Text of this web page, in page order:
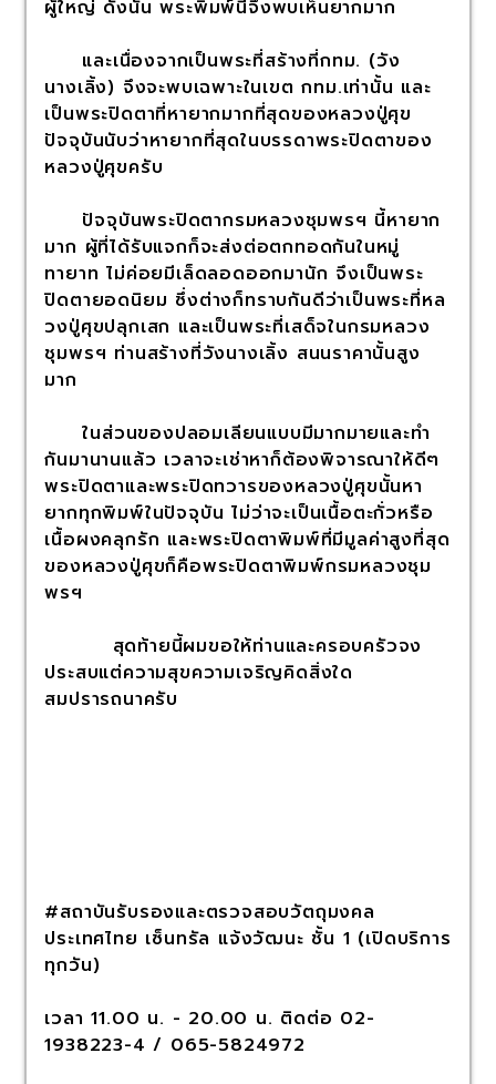
ผู้ใหญ่ ดังนั้น พระพิมพ์นี้จึงพบเห็นยากมาก
และเนื่องจากเป็นพระที่สร้างที่กทม. (วัง
นางเลิ้ง) จึงจะพบเฉพาะในเขต กทม.เท่านั้น และ
เป็นพระปิดตาที่หายากมากที่สุดของหลวงปู่ศุข
ปัจจุบันนับว่าหายากที่สุดในบรรดาพระปิดตาของ
หลวงปู่ศุขครับ
ปัจจุบันพระปิดตากรมหลวงชุมพรฯ นี้หายาก
มาก ผู้ที่ได้รับแจกก็จะส่งต่อตกทอดกันในหมู่
ทายาท ไม่ค่อยมีเล็ดลอดออกมานัก จึงเป็นพระ
ปิดตายอดนิยม ซึ่งต่างก็ทราบกันดีว่าเป็นพระที่หล
วงปู่ศุขปลุกเสก และเป็นพระที่เสด็จในกรมหลวง
ชุมพรฯ ท่านสร้างที่วังนางเลิ้ง สนนราคานั้นสูง
มาก
ในส่วนของปลอมเลียนแบบมีมากมายและทำ
กันมานานแล้ว เวลาจะเช่าหาก็ต้องพิจารณาให้ดีๆ
พระปิดตาและพระปิดทวารของหลวงปู่ศุขนั้นหา
ยากทุกพิมพ์ในปัจจุบัน ไม่ว่าจะเป็นเนื้อตะกั่วหรือ
เนื้อผงคลุกรัก และพระปิดตาพิมพ์ที่มีมูลค่าสูงที่สุด
ของหลวงปู่ศุขก็คือพระปิดตาพิมพ์กรมหลวงชุม
พรฯ
สุดท้ายนี้ผมขอให้ท่านและครอบครัวจง
ประสบแต่ความสุขความเจริญคิดสิ่งใด
สมปรารถนาครับ
#สถาบันรับรองและตรวจสอบวัตถุมงคล
ประเทศไทย เซ็นทรัล แจ้งวัฒนะ ชั้น 1 (เปิดบริการ
ทุกวัน)
เวลา 11.00 น. - 20.00 น. ติดต่อ 02-
1938223-4 / 065-5824972